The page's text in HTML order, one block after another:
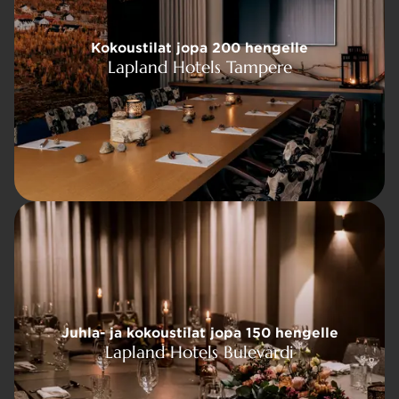
200 hengelle
Tampere
jopa 150 hengelle
Bulevardi
Kokoustilat jopa 200 hengelle
Lapland Hotels Tampere
Juhla- ja kokoustilat jopa 150 hengelle
Lapland Hotels Bulevardi